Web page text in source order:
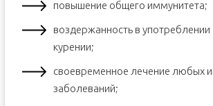
повышение общего иммунитета;
воздержанность в употреблении
курении;
своевременное лечение любых
заболеваний;